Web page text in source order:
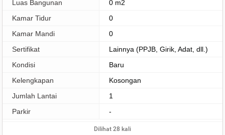
Luas Bangunan
0 m2
Kamar Tidur
0
Kamar Mandi
0
Sertifikat
Lainnya (PPJB, Girik, Adat, dll.)
Kondisi
Baru
Kelengkapan
Kosongan
Jumlah Lantai
1
Parkir
-
Dilihat 28 kali